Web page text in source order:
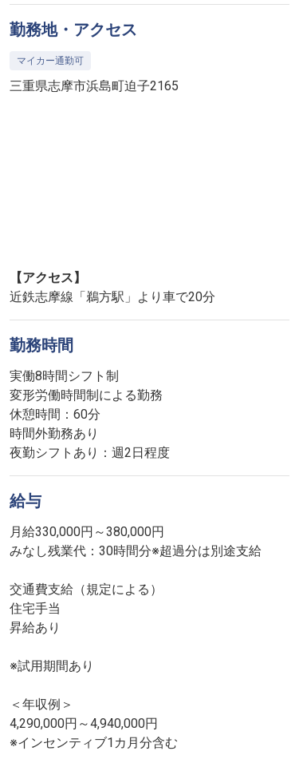
勤務地・アクセス
マイカー通勤可
三重県志摩市浜島町迫子2165
【アクセス】
近鉄志摩線「鵜方駅」より車で20分
勤務時間
実働8時間シフト制
変形労働時間制による勤務
休憩時間：60分
時間外勤務あり
夜勤シフトあり：週2日程度
給与
月給330,000円～380,000円
みなし残業代：30時間分※超過分は別途支給
交通費支給（規定による）
住宅手当
昇給あり
※試用期間あり
＜年収例＞
4,290,000円～4,940,000円
※インセンティブ1カ月分含む